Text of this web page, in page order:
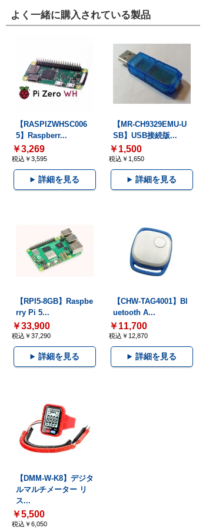
よく一緒に購入されている製品
【RASPIZWHSC006
5】Raspberr...
￥3,269
税込￥3,595
詳細を見る
【MR-CH9329EMU-U
SB】USB接続版...
￥1,500
税込￥1,650
詳細を見る
【RPI5-8GB】Raspbe
rry Pi 5...
￥33,900
税込￥37,290
詳細を見る
【CHW-TAG4001】Bl
uetooth A...
￥11,700
税込￥12,870
詳細を見る
【DMM-W-K8】デジタ
ルマルチメーター リ
ス...
￥5,500
税込￥6,050